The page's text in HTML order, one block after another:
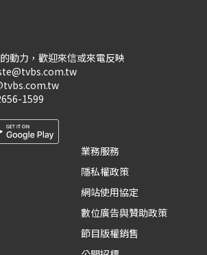
動力，歡迎來信或來電反映
1599
業務服務
隱私權政策
網站使用協定
數位廣告與贊助政策
節目版權銷售